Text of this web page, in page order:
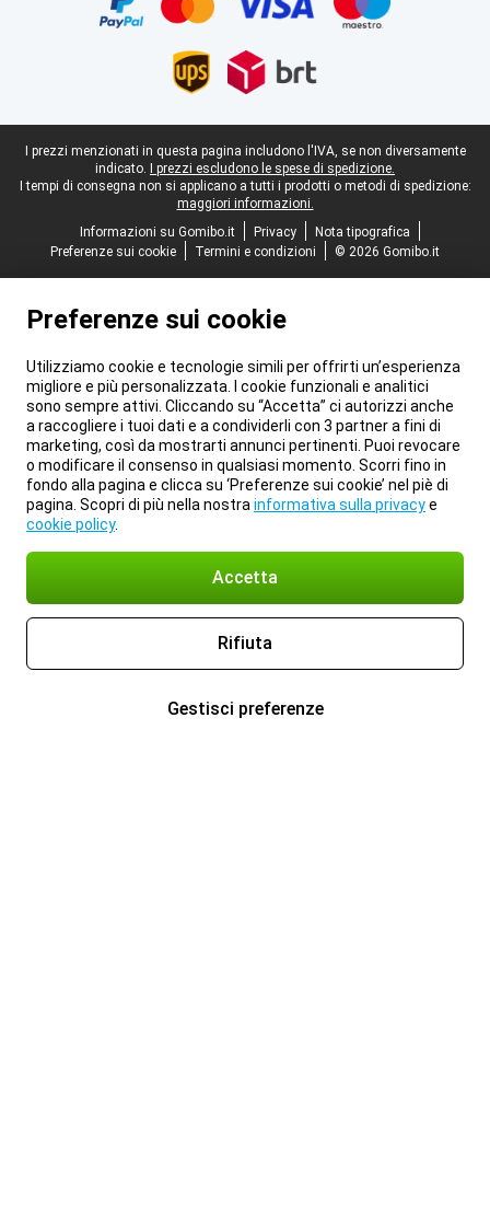
Piè di pagina legale
I prezzi menzionati in questa pagina includono l'IVA, se non diversamente
indicato.
I prezzi escludono le spese di spedizione.
I tempi di consegna non si applicano a tutti i prodotti o metodi di spedizione:
maggiori informazioni.
Informazioni su Gomibo.it
Privacy
Nota tipografica
Preferenze sui cookie
Termini e condizioni © 2026 Gomibo.it
Preferenze sui cookie
Utilizziamo cookie e tecnologie simili per offrirti un’esperienza
migliore e più personalizzata. I cookie funzionali e analitici
sono sempre attivi. Cliccando su “Accetta” ci autorizzi anche
a raccogliere i tuoi dati e a condividerli con 3 partner a fini di
marketing, così da mostrarti annunci pertinenti. Puoi revocare
o modificare il consenso in qualsiasi momento. Scorri fino in
fondo alla pagina e clicca su ‘Preferenze sui cookie’ nel piè di
pagina. Scopri di più nella nostra informativa sulla privacye
cookie policy.
Accetta
Rifiuta
Gestisci preferenze